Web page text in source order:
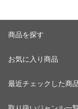
商品を探す
お気に入り商品
最近チェックした商